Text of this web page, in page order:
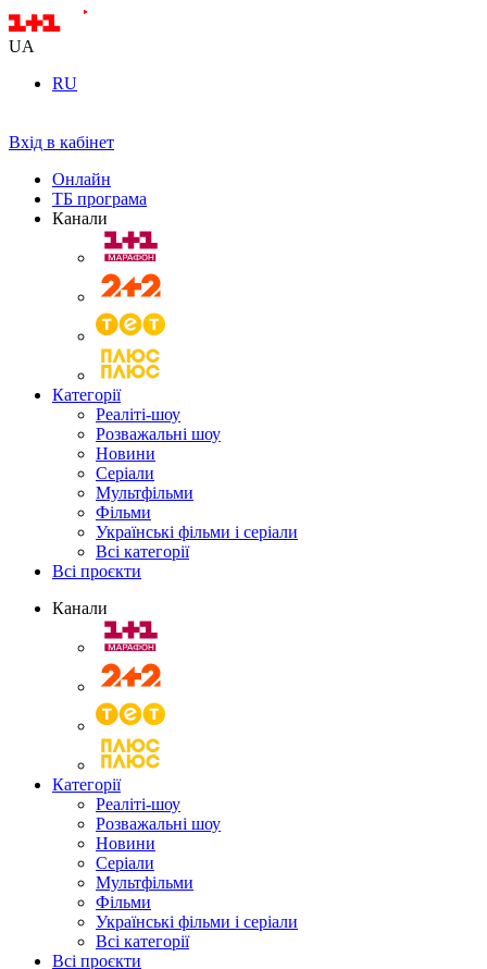
UA
RU
Вхід в кабінет
Онлайн
ТБ програма
Канали
Категорії
Реаліті-шоу
Розважальні шоу
Новини
Серіали
Мультфільми
Фільми
Українські фільми і серіали
Всі категорії
Всі проєкти
Канали
Категорії
Реаліті-шоу
Розважальні шоу
Новини
Серіали
Мультфільми
Фільми
Українські фільми і серіали
Всі категорії
Всі проєкти